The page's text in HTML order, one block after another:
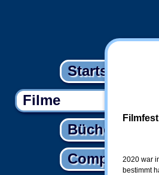
Startseite
Filme
Bücher
Computer2020 war
bestimmt